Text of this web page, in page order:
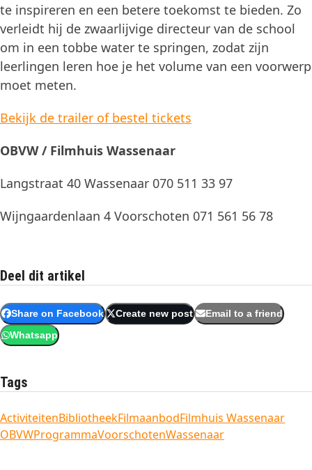
te inspireren en een betere toekomst te bieden. Zo
verleidt hij de zwaarlijvige directeur van de school
om in een tobbe water te springen, zodat zijn
leerlingen leren hoe je het volume van een voorwerp
moet meten.
Bekijk de trailer of bestel tickets
OBVW / Filmhuis Wassenaar
Langstraat 40 Wassenaar 070 511 33 97
Wijngaardenlaan 4 Voorschoten 071 561 56 78
Deel dit artikel
Share on Facebook Create new post Email to a friend
Whatsapp
Tags
ActiviteitenBibliotheekFilmaanbodFilmhuis Wassenaar
OBVWProgrammaVoorschotenWassenaar